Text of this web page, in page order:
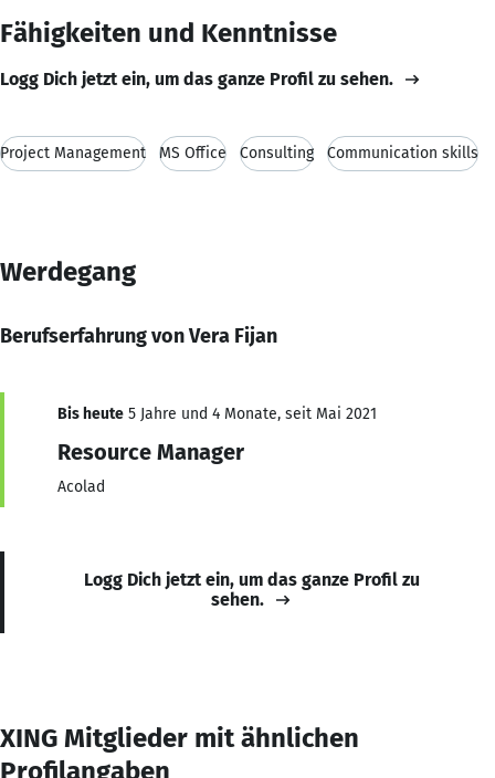
Fähigkeiten und Kenntnisse
Logg Dich jetzt ein, um das ganze Profil zu sehen.
Project Management MS Office Consulting Communication skills
Werdegang
Berufserfahrung von Vera Fijan
Bis heute 5 Jahre und 4 Monate, seit Mai 2021
Resource Manager
Acolad
Logg Dich jetzt ein, um das ganze Profil zu
sehen.
XING Mitglieder mit ähnlichen
Profilangaben